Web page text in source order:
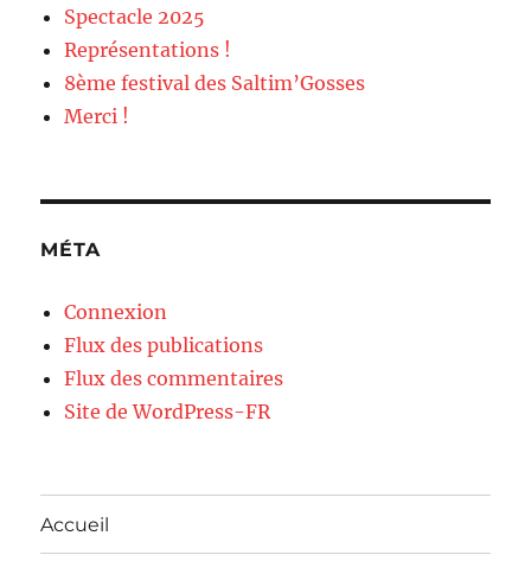
Spectacle 2025
Représentations !
8ème festival des Saltim’Gosses
Merci !
MÉTA
Connexion
Flux des publications
Flux des commentaires
Site de WordPress-FR
Accueil